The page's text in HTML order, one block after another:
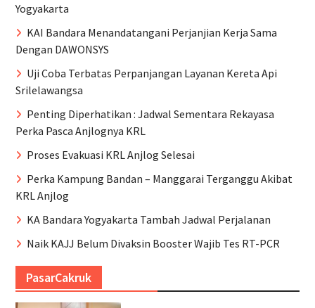
Yogyakarta
KAI Bandara Menandatangani Perjanjian Kerja Sama
Dengan DAWONSYS
Uji Coba Terbatas Perpanjangan Layanan Kereta Api
Srilelawangsa
Penting Diperhatikan : Jadwal Sementara Rekayasa
Perka Pasca Anjlognya KRL
Proses Evakuasi KRL Anjlog Selesai
Perka Kampung Bandan – Manggarai Terganggu Akibat
KRL Anjlog
KA Bandara Yogyakarta Tambah Jadwal Perjalanan
Naik KAJJ Belum Divaksin Booster Wajib Tes RT-PCR
PasarCakruk